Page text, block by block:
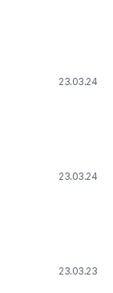
23.03.24
23.03.24
23.03.23